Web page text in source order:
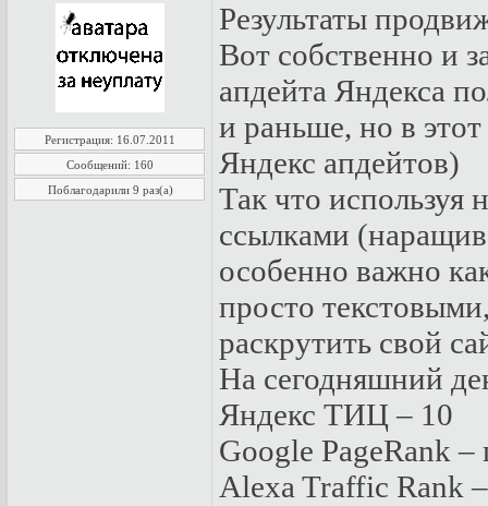
Регистрация: 16.07.2011
Сообщений: 160
Поблагодарили 9 раз(а)
Результаты
Вот собственно и
апдейта Яндекса
и раньше, но в
Яндекс апдейтов)
Так что используя
ссылками
особенно важно
просто
раскрутить свой
На сегодняшний
Яндекс ТИЦ – 10
Google PageRank
Alexa Traffic Rank